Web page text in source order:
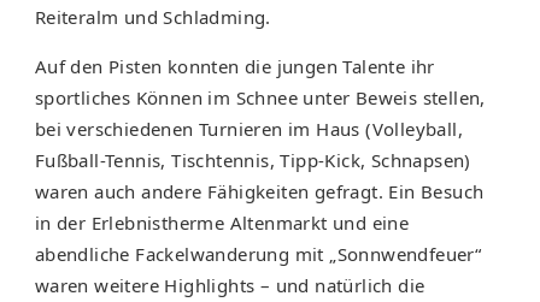
Reiteralm und Schladming.
Auf den Pisten konnten die jungen Talente ihr
sportliches Können im Schnee unter Beweis stellen,
bei verschiedenen Turnieren im Haus (Volleyball,
Fußball-Tennis, Tischtennis, Tipp-Kick, Schnapsen)
waren auch andere Fähigkeiten gefragt. Ein Besuch
in der Erlebnistherme Altenmarkt und eine
abendliche Fackelwanderung mit „Sonnwendfeuer“
waren weitere Highlights – und natürlich die